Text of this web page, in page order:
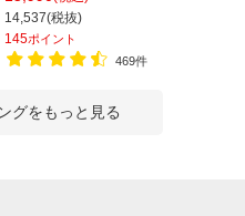
棚 書類棚 A4対応
14,537(税抜)
145ポイント
469件
グをもっと見る